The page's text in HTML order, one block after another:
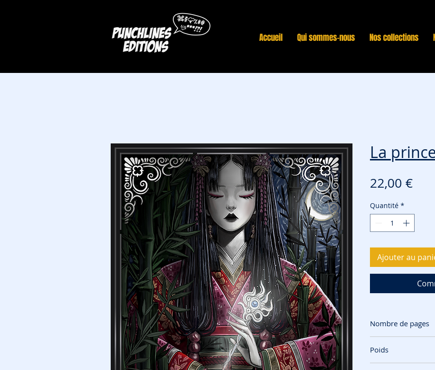
Accueil Qui sommes-nous Nos collections
La
22,00 €Prix
Quantité *
Ajouter au
Nombre de pages
Poids